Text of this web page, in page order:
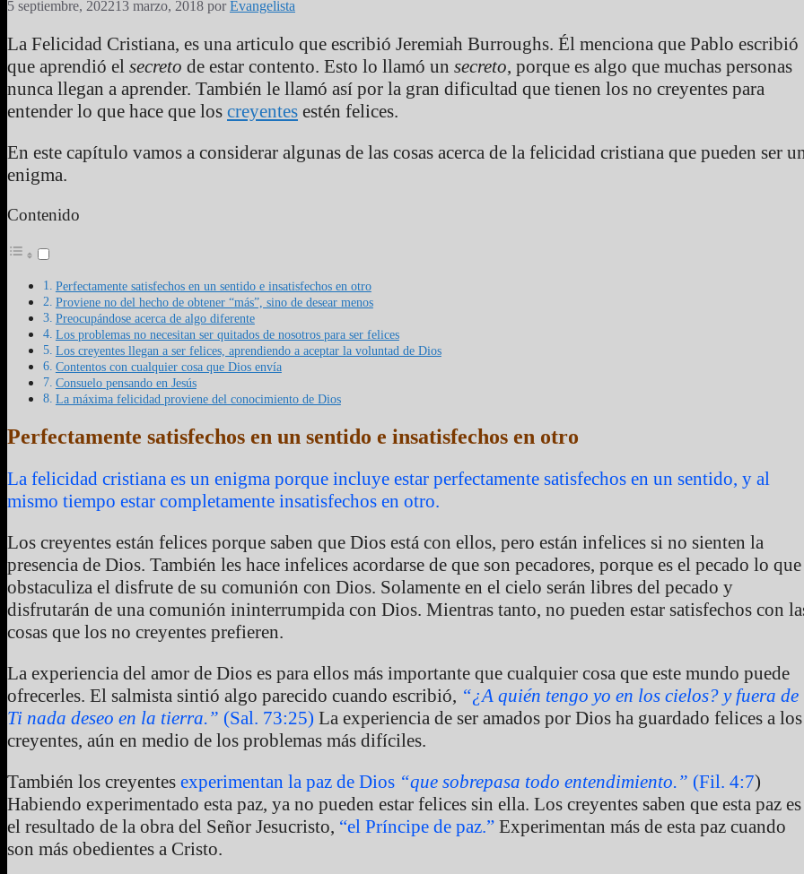
5 septiembre, 202213 marzo, 2018 porEvangelista
La Felicidad Cristiana, es una articulo que escribió Jeremiah Burroughs. Él menciona que Pablo escribió
que aprendió el secreto de estar contento. Esto lo llamó un secreto, porque es algo que muchas personas
nunca llegan a aprender. También le llamó así por la gran dificultad que tienen los no creyentes para
entender lo que hace que los creyentes estén felices.
En este capítulo vamos a considerar algunas de las cosas acerca de la felicidad cristiana que pueden ser
enigma.
Contenido
Perfectamente satisfechos en un sentido e insatisfechos en otro
Proviene no del hecho de obtener “más”, sino de desear menos
Preocupándose acerca de algo diferente
Los problemas no necesitan ser quitados de nosotros para ser felices
Los creyentes llegan a ser felices, aprendiendo a aceptar la voluntad de Dios
Contentos con cualquier cosa que Dios envía
Consuelo pensando en Jesús
La máxima felicidad proviene del conocimiento de Dios
Perfectamente satisfechos en un sentido e insatisfechos en otro
La felicidad cristiana es un enigma porque incluye estar perfectamente satisfechos en un sentido, y al
mismo tiempo estar completamente insatisfechos en otro.
Los creyentes están felices porque saben que Dios está con ellos, pero están infelices si no sienten la
presencia de Dios. También les hace infelices acordarse de que son pecadores, porque es el pecado lo que
obstaculiza el disfrute de su comunión con Dios. Solamente en el cielo serán libres del pecado y
disfrutarán de una comunión ininterrumpida con Dios. Mientras tanto, no pueden estar satisfechos con
cosas que los no creyentes prefieren.
La experiencia del amor de Dios es para ellos más importante que cualquier cosa que este mundo puede
ofrecerles. El salmista sintió algo parecido cuando escribió, “¿A quién tengo yo en los cielos? y fuera de
Ti nada deseo en la tierra.” (Sal. 73:25) La experiencia de ser amados por Dios ha guardado felices a los
creyentes, aún en medio de los problemas más difíciles.
También los creyentes experimentan la paz de Dios “que sobrepasa todo entendimiento.” (Fil. 4:7)
Habiendo experimentado esta paz, ya no pueden estar felices sin ella. Los creyentes saben que esta paz es
el resultado de la obra del Señor Jesucristo, “el Príncipe de paz.” Experimentan más de esta paz cuando
son más obedientes a Cristo.